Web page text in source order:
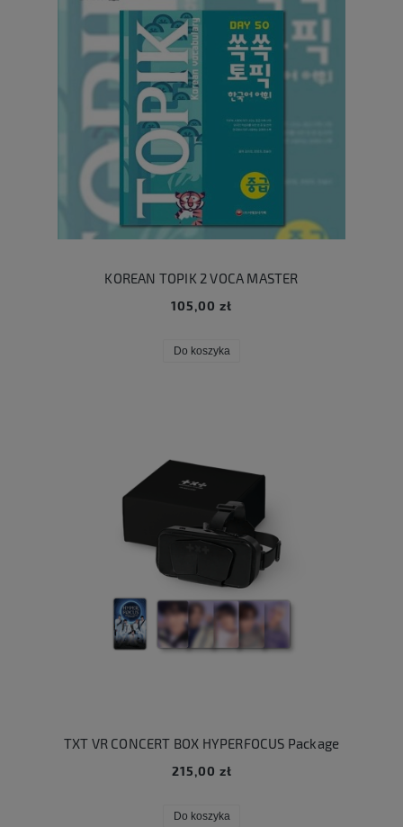
KOREAN TOPIK 2 VOCA MASTER
105,00 zł
Do koszyka
TXT VR CONCERT BOX HYPERFOCUS Package
215,00 zł
Do koszyka